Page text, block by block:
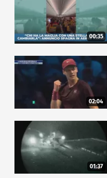
00:35
02:04
01:37